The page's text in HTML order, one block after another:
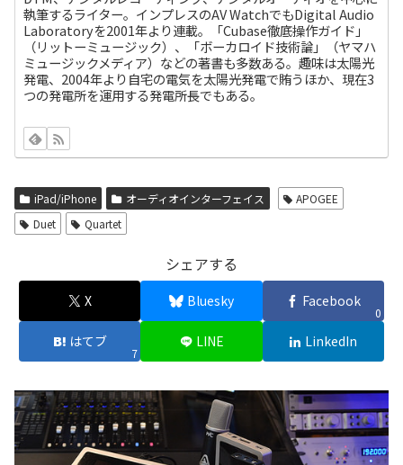
執筆するライター。インプレスのAV WatchでもDigital Audio
Laboratoryを2001年より連載。「Cubase徹底操作ガイド」
（リットーミュージック）、「ボーカロイド技術論」（ヤマハ
ミュージックメディア）などの著書も多数ある。趣味は太陽光
発電、2004年より自宅の電気を太陽光発電で賄うほか、現在3
つの発電所を運用する発電所長でもある。
iPad/iPhone オーディオインターフェイス
APOGEE
Duet
Quartet
シェアする
X Bluesky Facebook
0
はてブ
7
LINE LinkedIn